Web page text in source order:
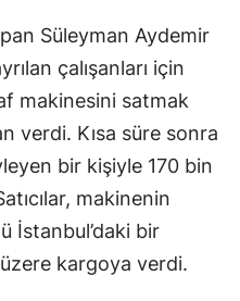
Süleyman Aydemir
çalışanları için
makinesini satmak
verdi. Kısa süre sonra
bir kişiyle 170 bin
makinenin
İstanbul’daki bir
kargoya verdi.